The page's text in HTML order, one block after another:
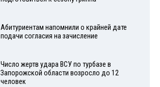
Абитуриентам напомнили о крайней дате
подачи согласия на зачисление
Число жертв удара ВСУ по турбазе в
Запорожской области возросло до 12
человек